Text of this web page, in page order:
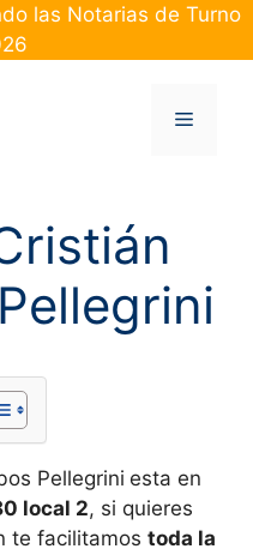
las Notarias de Turno
Menu
Pellegrini esta en
local 2, si quieres
te facilitamos toda la